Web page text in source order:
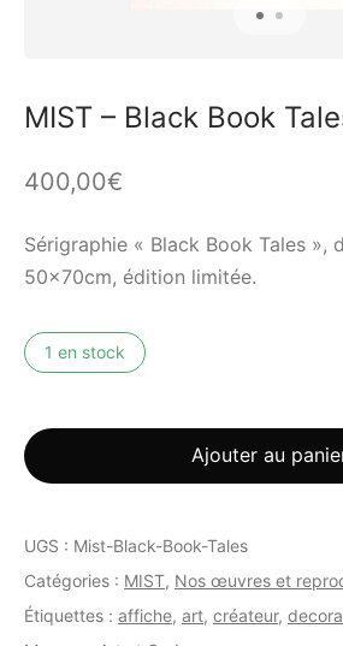
MIST – Black Book
400,00€
Sérigraphie « Black Book Tales »,
50x70cm, édition limitée.
1 en stock
Ajouter au
UGS : Mist-Black-Book-Tales
Catégories : MIST, Nos œuvres et
Étiquettes : affiche, art, créateur,